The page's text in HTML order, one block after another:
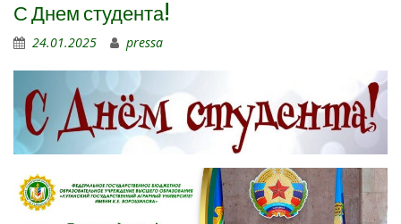
С Днем студента!
24.01.2025 pressa